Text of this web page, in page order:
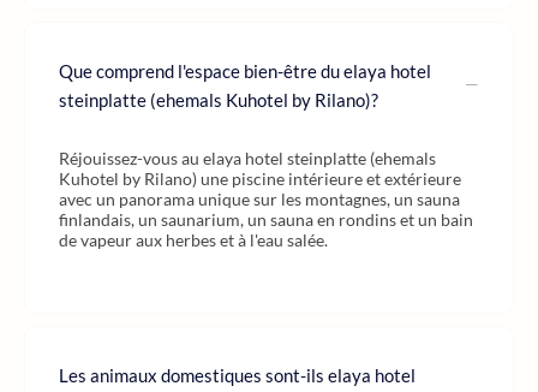
Que comprend l'espace bien-être du elaya hotel
steinplatte (ehemals Kuhotel by Rilano)?
Réjouissez-vous au elaya hotel steinplatte (ehemals
Kuhotel by Rilano) une piscine intérieure et extérieure
avec un panorama unique sur les montagnes, un sauna
finlandais, un saunarium, un sauna en rondins et un bain
de vapeur aux herbes et à l'eau salée.
Les animaux domestiques sont-ils elaya hotel